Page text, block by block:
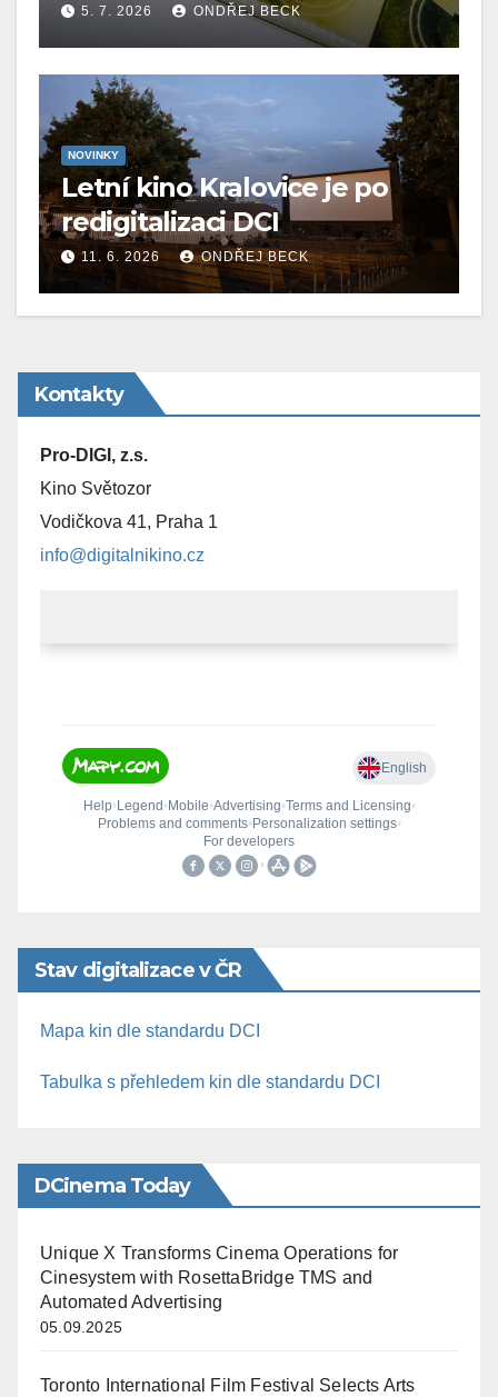
5. 7. 2026 ONDŘEJ BECK
NOVINKY
Letní kino Kralovice je po
redigitalizaci DCI
11. 6. 2026 ONDŘEJ BECK
Kontakty
Pro-DIGI, z.s.
Kino Světozor
Vodičkova 41, Praha 1
info@digitalnikino.cz
Stav digitalizace v ČR
Mapa kin dle standardu DCI
Tabulka s přehledem kin dle standardu DCI
DCinema Today
Unique X Transforms Cinema Operations for
Cinesystem with RosettaBridge TMS and
Automated Advertising
05.09.2025
Toronto International Film Festival Selects Arts